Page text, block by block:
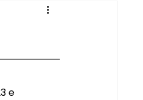
e